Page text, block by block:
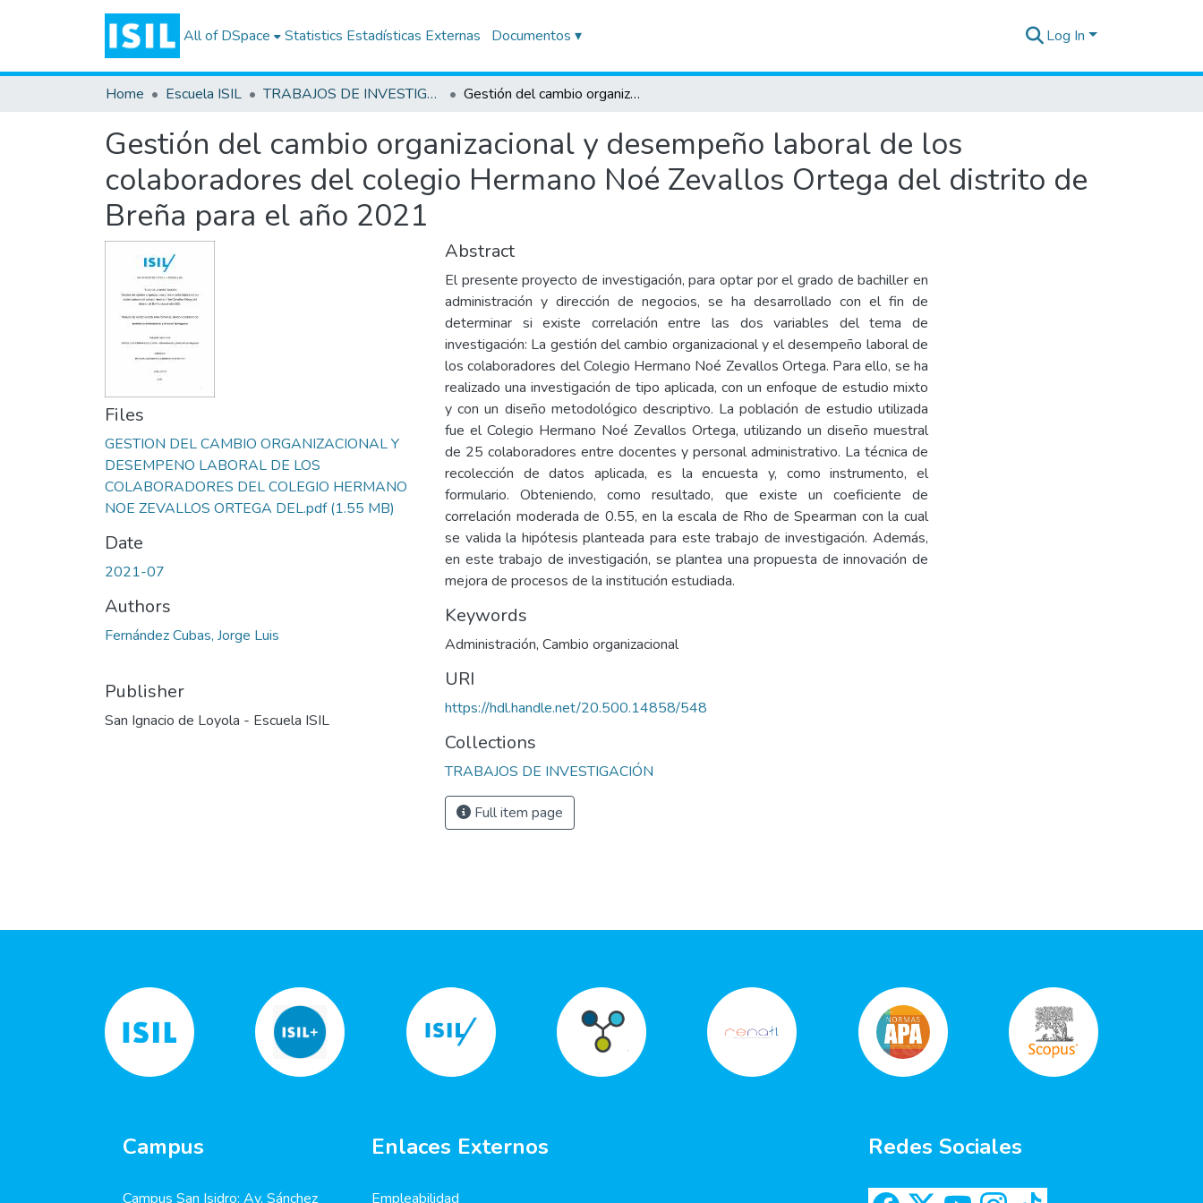
All of DSpace Statistics Estadísticas Externas Documentos ▾ Log In
Home Escuela ISIL TRABAJOS DE INVESTIGACIÓN Gestión del cambio organizacional y desempeño laboral de los colaboradores del colegio Hermano Noé Zevallos Ortega del distrito de Breña para el año 2021
Gestión del cambio organizacional y desempeño laboral de los
colaboradores del colegio Hermano Noé Zevallos Ortega del distrito de
Breña para el año 2021
Files
GESTION DEL CAMBIO ORGANIZACIONAL Y
DESEMPENO LABORAL DE LOS
COLABORADORES DEL COLEGIO HERMANO
NOE ZEVALLOS ORTEGA DEL.pdf(1.55 MB)
Date
2021-07
Authors
Fernández Cubas, Jorge Luis
Publisher
San Ignacio de Loyola - Escuela ISIL
Abstract
El presente proyecto de investigación, para optar por el grado de bachiller en
administración y dirección de negocios, se ha desarrollado con el fin de
determinar si existe correlación entre las dos variables del tema de
investigación: La gestión del cambio organizacional y el desempeño laboral de
los colaboradores del Colegio Hermano Noé Zevallos Ortega. Para ello, se ha
realizado una investigación de tipo aplicada, con un enfoque de estudio mixto
y con un diseño metodológico descriptivo. La población de estudio utilizada
fue el Colegio Hermano Noé Zevallos Ortega, utilizando un diseño muestral
de 25 colaboradores entre docentes y personal administrativo. La técnica de
recolección de datos aplicada, es la encuesta y, como instrumento, el
formulario. Obteniendo, como resultado, que existe un coeficiente de
correlación moderada de 0.55, en la escala de Rho de Spearman con la cual
se valida la hipótesis planteada para este trabajo de investigación. Además,
en este trabajo de investigación, se plantea una propuesta de innovación de
mejora de procesos de la institución estudiada.
Keywords
Administración, Cambio organizacional
URI
https://hdl.handle.net/20.500.14858/548
Collections
TRABAJOS DE INVESTIGACIÓN
Full item page
Campus
Campus San Isidro: Av. Sánchez
Enlaces Externos
Empleabilidad
Redes Sociales